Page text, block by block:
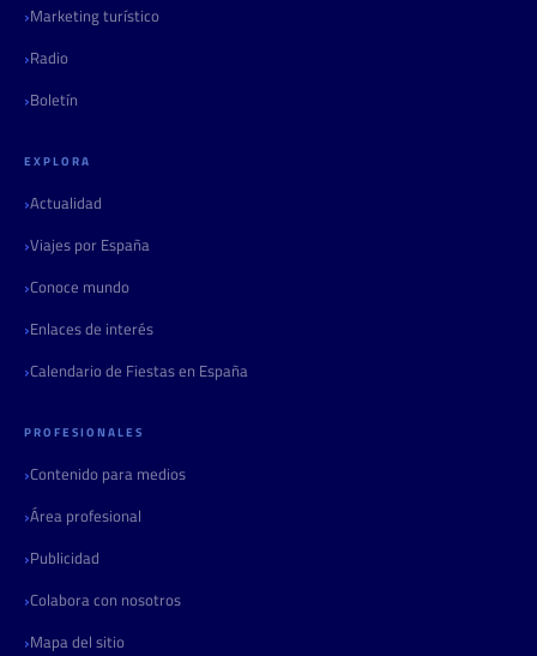
Marketing turístico
Radio
Boletín
EXPLORA
Actualidad
Viajes por España
Conoce mundo
Enlaces de interés
Calendario de Fiestas en España
PROFESIONALES
Contenido para medios
Área profesional
Publicidad
Colabora con nosotros
Mapa del sitio